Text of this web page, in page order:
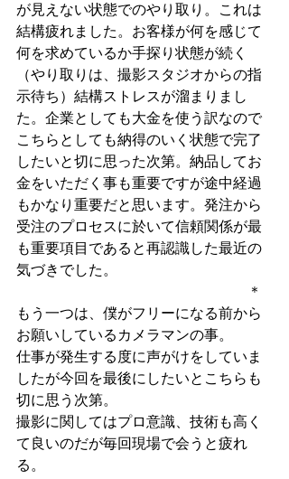
が見えない状態でのやり取り。これは
結構疲れました。お客様が何を感じて
何を求めているか手探り状態が続く
（やり取りは、撮影スタジオからの指
示待ち）結構ストレスが溜まりまし
た。企業としても大金を使う訳なので
こちらとしても納得のいく状態で完了
したいと切に思った次第。納品してお
金をいただく事も重要ですが途中経過
もかなり重要だと思います。発注から
受注のプロセスに於いて信頼関係が最
も重要項目であると再認識した最近の
気づきでした。
＊
もう一つは、僕がフリーになる前から
お願いしているカメラマンの事。
仕事が発生する度に声がけをしていま
したが今回を最後にしたいとこちらも
切に思う次第。
撮影に関してはプロ意識、技術も高く
て良いのだが毎回現場で会うと疲れ
る。